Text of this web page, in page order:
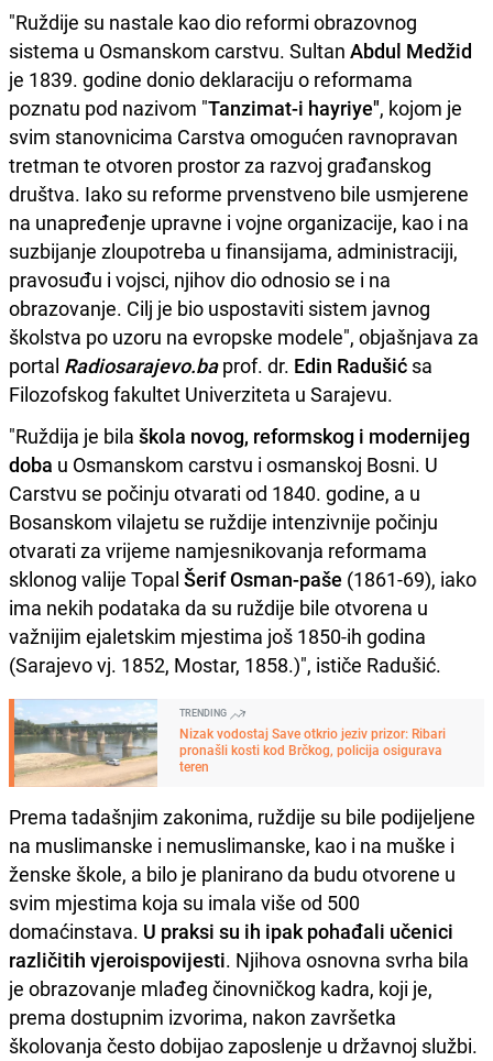
"Ruždije su nastale kao dio reformi obrazovnog
sistema u Osmanskom carstvu. Sultan Abdul Medžid
je 1839. godine donio deklaraciju o reformama
poznatu pod nazivom "Tanzimat-i hayriye", kojom je
svim stanovnicima Carstva omogućen ravnopravan
tretman te otvoren prostor za razvoj građanskog
društva. Iako su reforme prvenstveno bile usmjerene
na unapređenje upravne i vojne organizacije, kao i na
suzbijanje zloupotreba u finansijama, administraciji,
pravosuđu i vojsci, njihov dio odnosio se i na
obrazovanje. Cilj je bio uspostaviti sistem javnog
školstva po uzoru na evropske modele", objašnjava za
portal Radiosarajevo.baprof. dr. Edin Radušić sa
Filozofskog fakultet Univerziteta u Sarajevu.
"Ruždija je bila škola novog, reformskog i modernijeg
doba u Osmanskom carstvu i osmanskoj Bosni. U
Carstvu se počinju otvarati od 1840. godine, a u
Bosanskom vilajetu se ruždije intenzivnije počinju
otvarati za vrijeme namjesnikovanja reformama
sklonog valije Topal Šerif Osman-paše (1861-69), iako
ima nekih podataka da su ruždije bile otvorena u
važnijim ejaletskim mjestima još 1850-ih godina
(Sarajevo vj. 1852, Mostar, 1858.)", ističe Radušić.
TRENDING
Nizak vodostaj Save otkrio jeziv prizor: Ribari
pronašli kosti kod Brčkog, policija osigurava
teren
Prema tadašnjim zakonima, ruždije su bile podijeljene
na muslimanske i nemuslimanske, kao i na muške i
ženske škole, a bilo je planirano da budu otvorene u
svim mjestima koja su imala više od 500
domaćinstava. U praksi su ih ipak pohađali učenici
različitih vjeroispovijesti. Njihova osnovna svrha bila
je obrazovanje mlađeg činovničkog kadra, koji je,
prema dostupnim izvorima, nakon završetka
školovanja često dobijao zaposlenje u državnoj službi.